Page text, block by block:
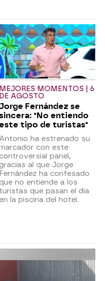
MEJORES MOMENTOS | 6
DE AGOSTO
Fernández se
"No entiendo
este tipo de turistas"
Antonio ha estrenado su
con este
controversial panel,
gracias al que Jorge
Fernández ha confesado
que no entiende a los
turistas que pasan el día
en la piscina del hotel.